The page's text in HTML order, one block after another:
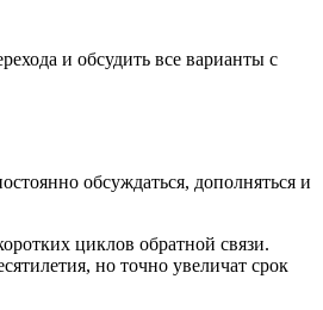
и обсудить все варианты с
обсуждаться, дополняться и
циклов обратной связи.
но точно увеличат срок